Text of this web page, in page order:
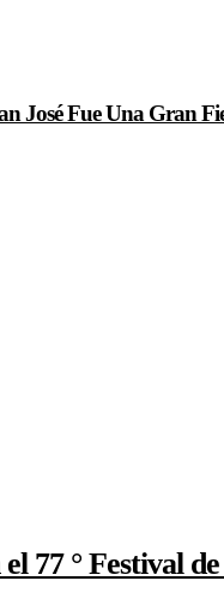
José Fue Una Gran
77 ° Festival